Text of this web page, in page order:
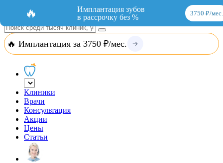
Добавить организациюВход
🔥 Имплантация за 3750 ₽/мес.
Клиники
Врачи
Консультация
Акции
Цены
Статьи
🔥
Имплантация зубов
в рассрочку без %
3750 ₽/мес.